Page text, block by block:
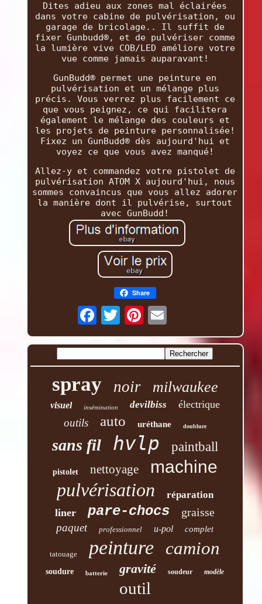
Dites adieu aux zones mal éclairées
dans votre cabine de pulvérisation, ou
garage de bricolage.. Il suffit de
fixer Gunbudd®, et de pulvériser comme
la lumière vive COB/LED améliore votre
vue comme jamais auparavant!
GunBudd® permet une peinture en
pulvérisation et un mélange plus
précis. Vous verrez plus facilement ce
que vous peignez, ce qui facilitera
également le mélange des couleurs et
les projets de peinture personnalisée!
Fixez un GunBudd® dès aujourd'hui et
voyez ce que vous avez manqué!
Allez-y et commandez votre pistolet de
pulvérisation ATOM X aujourd'hui, nous
sommes convaincus que vous allez adorer
la manière dont il pulvérise, surtout
avec GunBudd!
Share
spray noir milwaukee
visuel insémination devilbiss électrique
outils auto uréthane doublure
sans fil hvlp paintball
pistolet nettoyage machine
pulvérisation réparation
liner pare-chocs graisse
paquet professionnel u-pol complet
tatouage peinture camion
soudure batterie gravité soudeur modèle
outil